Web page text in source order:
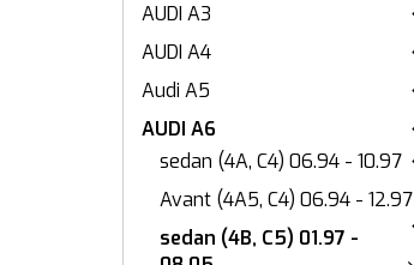
AUDI A3
AUDI A4
Audi A5
AUDI A6
sedan (4A, C4) 06.94 - 10.97
Avant (4A5, C4) 06.94 - 12.97
sedan (4B, C5) 01.97 -